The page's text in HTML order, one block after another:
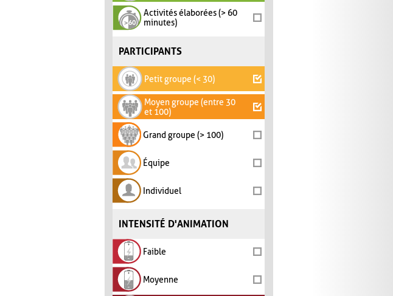
Activités élaborées (> 60
minutes)
PARTICIPANTS
Petit groupe (< 30)
Moyen groupe (entre 30
et 100)
Grand groupe (> 100)
Équipe
Individuel
INTENSITÉ D'ANIMATION
Faible
Moyenne